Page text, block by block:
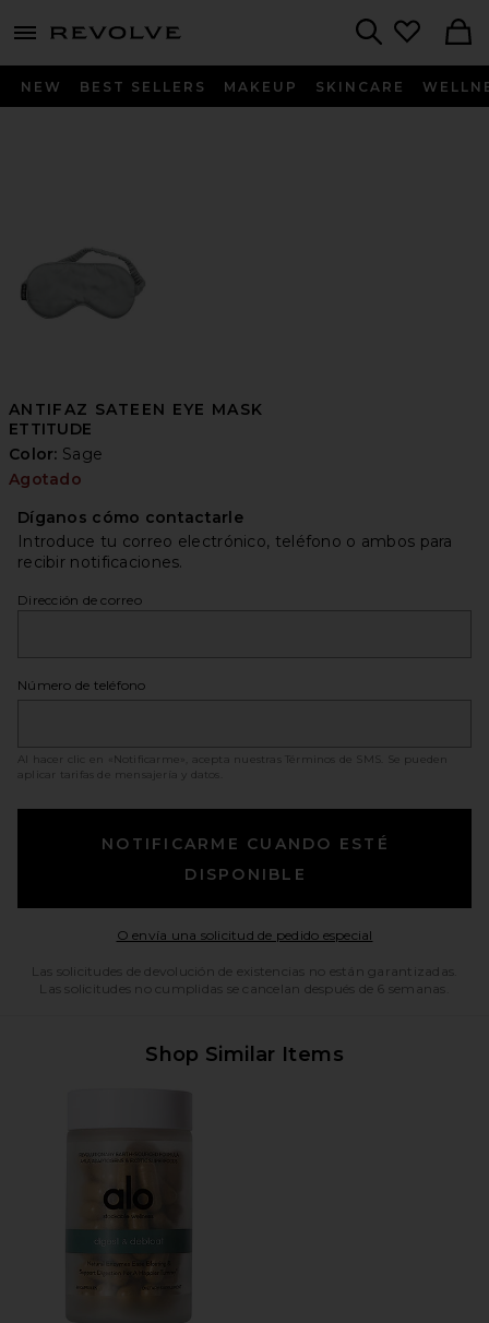
menu - shows more content
NEW BEST SELLERS MAKEUP SKINCARE
ANTIFAZ SATEEN EYE MASK
ETTITUDE
Color: Sage
Agotado
Díganos cómo contactarle
Introduce tu correo electrónico, teléfono o ambos para
recibir notificaciones.
Dirección de correo
Número de teléfono
Al hacer clic en «Notificarme», acepta nuestras Términos de SMS
. Se pueden
aplicar tarifas de mensajería y datos.
NOTIFICARME CUANDO ESTÉ
DISPONIBLE
O envía una solicitud de pedido especial
Las solicitudes de devolución de existencias no están garantizadas.
Las solicitudes no cumplidas se cancelan después de 6 semanas.
Shop Similar Items